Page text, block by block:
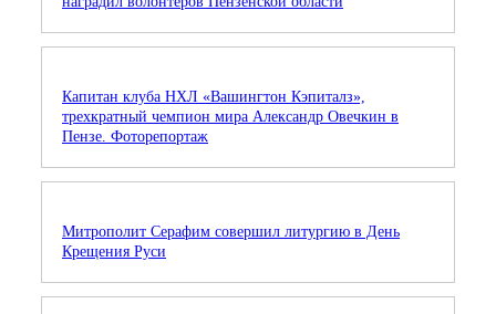
Капитан клуба НХЛ «Вашингтон Кэпиталз»,
трехкратный чемпион мира Александр Овечкин в
Пензе. Фоторепортаж
Митрополит Серафим совершил литургию в День
Крещения Руси